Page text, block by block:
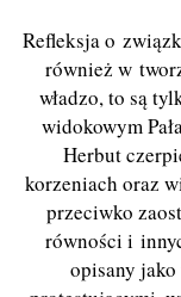
Refleksja o
również w
władzo, to są
widokowym
Herbut
korzeniach oraz
przeciwko
równości i
opisany